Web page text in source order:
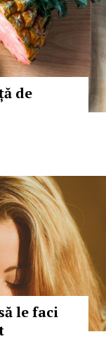
de
le faci